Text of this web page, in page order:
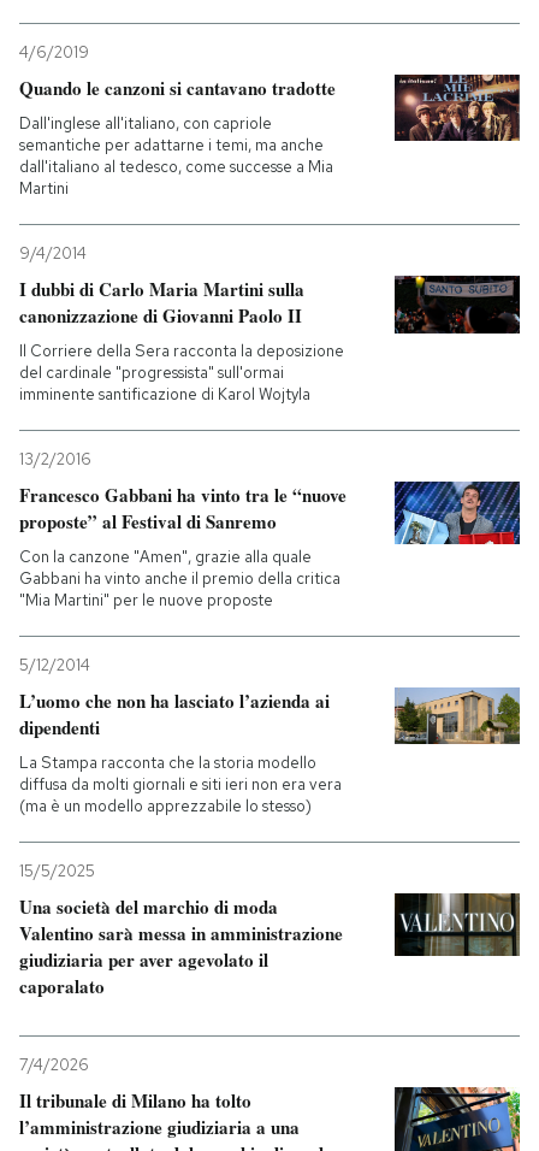
4/6/2019
Quando le canzoni si cantavano tradotte
Dall'inglese all'italiano, con capriole
semantiche per adattarne i temi, ma anche
dall'italiano al tedesco, come successe a Mia
Martini
9/4/2014
I dubbi di Carlo Maria Martini sulla
canonizzazione di Giovanni Paolo II
Il Corriere della Sera racconta la deposizione
del cardinale "progressista" sull'ormai
imminente santificazione di Karol Wojtyla
13/2/2016
Francesco Gabbani ha vinto tra le “nuove
proposte” al Festival di Sanremo
Con la canzone "Amen", grazie alla quale
Gabbani ha vinto anche il premio della critica
"Mia Martini" per le nuove proposte
5/12/2014
L’uomo che non ha lasciato l’azienda ai
dipendenti
La Stampa racconta che la storia modello
diffusa da molti giornali e siti ieri non era vera
(ma è un modello apprezzabile lo stesso)
15/5/2025
Una società del marchio di moda
Valentino sarà messa in amministrazione
giudiziaria per aver agevolato il
caporalato
7/4/2026
Il tribunale di Milano ha tolto
l’amministrazione giudiziaria a una